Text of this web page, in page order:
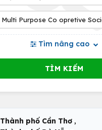
Tìm nâng cao
Thành phố Cần Thơ ,